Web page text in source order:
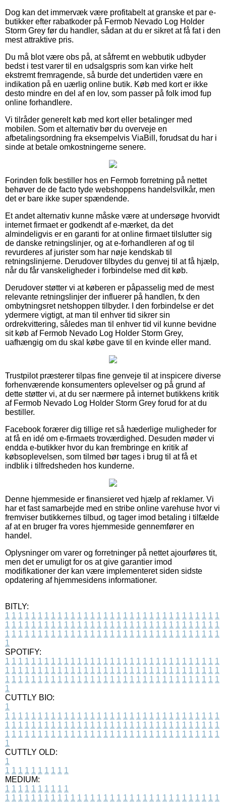
Dog kan det immervæk være profitabelt at granske et par e-
butikker efter rabatkoder på Fermob Nevado Log Holder
Storm Grey før du handler, sådan at du er sikret at få fat i den
mest attraktive pris.
Du må blot være obs på, at såfremt en webbutik udbyder
bedst i test varer til en udsalgspris som kan virke helt
ekstremt fremragende, så burde det undertiden være en
indikation på en uærlig online butik. Køb med kort er ikke
desto mindre en del af en lov, som passer på folk imod fup
online forhandlere.
Vi tilråder generelt køb med kort eller betalinger med
mobilen. Som et alternativ bør du overveje en
afbetalingsordning fra eksempelvis ViaBill, forudsat du har i
sinde at betale omkostningerne senere.
Forinden folk bestiller hos en Fermob forretning på nettet
behøver de de facto tyde webshoppens handelsvilkår, men
det er bare ikke super spændende.
Et andet alternativ kunne måske være at undersøge hvorvidt
internet firmaet er godkendt af e-mærket, da det
almindeligvis er en garanti for at online firmaet tilslutter sig
de danske retningslinjer, og at e-forhandleren af og til
revurderes af jurister som har nøje kendskab til
retningslinjerne. Derudover tilbydes du genvej til at få hjælp,
når du får vanskeligheder i forbindelse med dit køb.
Derudover støtter vi at køberen er påpasselig med de mest
relevante retningslinjer der influerer på handlen, fx den
ombytningsret netshoppen tilbyder. I den forbindelse er det
ydermere vigtigt, at man til enhver tid sikrer sin
ordrekvittering, således man til enhver tid vil kunne bevidne
sit køb af Fermob Nevado Log Holder Storm Grey,
uafhængig om du skal købe gave til en kvinde eller mand.
Trustpilot præsterer tilpas fine genveje til at inspicere diverse
forhenværende konsumenters oplevelser og på grund af
dette støtter vi, at du ser nærmere på internet butikkens kritik
af Fermob Nevado Log Holder Storm Grey forud for at du
bestiller.
Facebook forærer dig tillige ret så hæderlige muligheder for
at få en idé om e-firmaets troværdighed. Desuden møder vi
endda e-butikker hvor du kan frembringe en kritik af
købsoplevelsen, som tilmed bør tages i brug til at få et
indblik i tilfredsheden hos kunderne.
Denne hjemmeside er finansieret ved hjælp af reklamer. Vi
har et fast samarbejde med en stribe online varehuse hvor vi
fremviser butikkernes tilbud, og tager imod betaling i tilfælde
af at en bruger fra vores hjemmeside gennemfører en
handel.
Oplysninger om varer og forretninger på nettet ajourføres tit,
men det er umuligt for os at give garantier imod
modifikationer der kan være implementeret siden sidste
opdatering af hjemmesidens informationer.
BITLY:
1 1 1 1 1 1 1 1 1 1 1 1 1 1 1 1 1 1 1 1 1 1 1 1 1 1 1 1 1 1 1 1 1
1 1 1 1 1 1 1 1 1 1 1 1 1 1 1 1 1 1 1 1 1 1 1 1 1 1 1 1 1 1 1 1 1
1 1 1 1 1 1 1 1 1 1 1 1 1 1 1 1 1 1 1 1 1 1 1 1 1 1 1 1 1 1 1 1 1
1
SPOTIFY:
1 1 1 1 1 1 1 1 1 1 1 1 1 1 1 1 1 1 1 1 1 1 1 1 1 1 1 1 1 1 1 1 1
1 1 1 1 1 1 1 1 1 1 1 1 1 1 1 1 1 1 1 1 1 1 1 1 1 1 1 1 1 1 1 1 1
1 1 1 1 1 1 1 1 1 1 1 1 1 1 1 1 1 1 1 1 1 1 1 1 1 1 1 1 1 1 1 1 1
1
CUTTLY BIO:
1
1 1 1 1 1 1 1 1 1 1 1 1 1 1 1 1 1 1 1 1 1 1 1 1 1 1 1 1 1 1 1 1 1
1 1 1 1 1 1 1 1 1 1 1 1 1 1 1 1 1 1 1 1 1 1 1 1 1 1 1 1 1 1 1 1 1
1 1 1 1 1 1 1 1 1 1 1 1 1 1 1 1 1 1 1 1 1 1 1 1 1 1 1 1 1 1 1 1 1
1
CUTTLY OLD:
1
1 1 1 1 1 1 1 1 1 1
MEDIUM:
1 1 1 1 1 1 1 1 1 1
1 1 1 1 1 1 1 1 1 1 1 1 1 1 1 1 1 1 1 1 1 1 1 1 1 1 1 1 1 1 1 1 1